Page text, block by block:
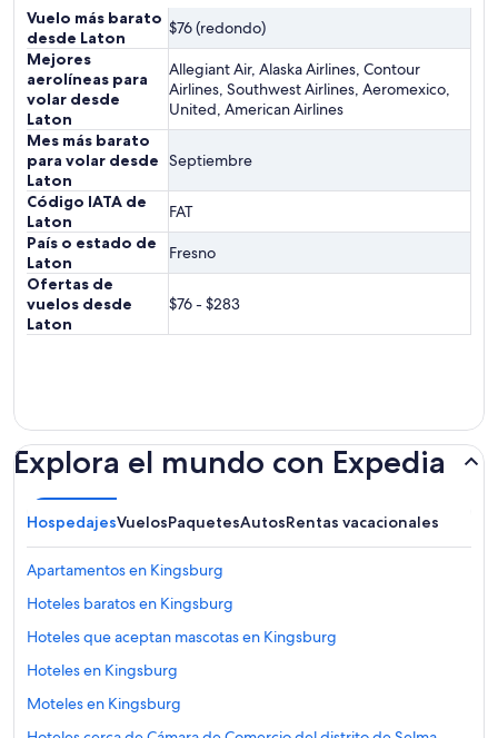
Vuelo más barato
desde Laton
$76 (redondo)
Mejores
aerolíneas para
volar desde
Laton
Allegiant Air, Alaska Airlines, Contour
Airlines, Southwest Airlines, Aeromexico,
United, American Airlines
Mes más barato
para volar desde
Laton
Septiembre
Código IATA de
Laton
FAT
País o estado de
Laton
Fresno
Ofertas de
vuelos desde
Laton
$76 - $283
Explora el mundo con Expedia
HospedajesVuelosPaquetesAutosRentas vacacionales
Apartamentos en Kingsburg
Hoteles baratos en Kingsburg
Hoteles que aceptan mascotas en Kingsburg
Hoteles en Kingsburg
Moteles en Kingsburg